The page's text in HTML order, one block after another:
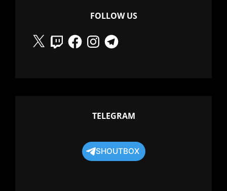
FOLLOW US
X
TwitchFacebookInstagramTelegram
TELEGRAM
SHOUTBOX